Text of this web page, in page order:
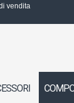
vendita